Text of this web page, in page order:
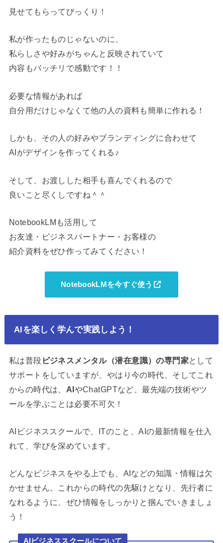
見せてもらってびっくり！
私が作ったものじゃないのに、
私らしさや好みがちゃんと反映されていて
内容もバッチリで感動です！！
必要な情報があれば
自分用だけじゃなくて他の人の資料も簡単に作れる！
しかも、その人の好みやブランディングに合わせて
AIがデザインを作ってくれる♪
そして、お渡しした相手も喜んでくれるので
良いこと尽くしですね＾＾
NotebookLMも活用して
お友達・ビジネスパートナー・お客様の
紹介資料をぜひ作ってみてください！
NotebookLMを今すぐ使う
AIを楽しく学んで実践しよう！
私は普段 ビジネスメンタル（潜在意識）の専門家として
サポートをしていますが、やはり今の時代、そしてこれ
からの時代は、 AIやChatGPTなど、最先端の技術やツ
ールを学ぶことは必要不可欠！
AIビジネススクールで、ITのこと、AIの最新情報を仕入
れて、学びを深めています。
どんなビジネスをやる上でも、AIなどの知識・情報は欠
かせません。これからの時代の先駆けとなり、先行者に
なれるように、ぜひ情報をしっかりと掴んでいきましょ
う！
AIビジネススクールについて